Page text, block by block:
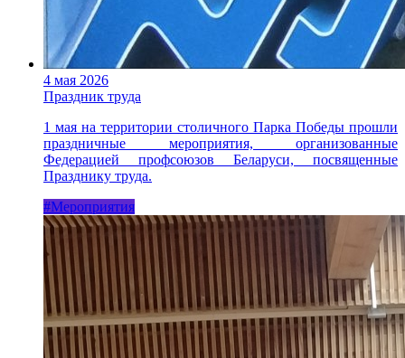
4 мая 2026
Праздник труда
1 мая на территории столичного Парка Победы прошли
праздничные мероприятия, организованные
Федерацией профсоюзов Беларуси, посвященные
Празднику труда.
#Мероприятия